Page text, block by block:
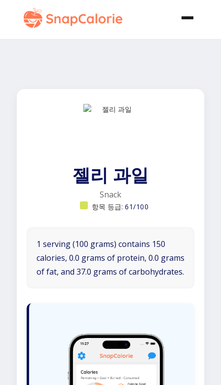
젤리 과일
Snack
항목 등급: 61/100
1 serving (100 grams) contains 150
calories, 0.0 grams of protein, 0.0 grams
of fat, and 37.0 grams of carbohydrates.